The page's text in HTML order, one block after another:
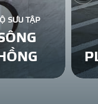
GẠCH ỐP LÁT
BÊ TÔNG KHÍ
NGÓI LỢP
SƯU TẬP